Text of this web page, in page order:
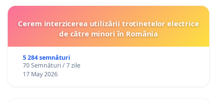
Cerem interzicerea utilizării trotinetelor electrice
de către minori în România
5 284 semnături
70 Semnături / 7 zile
17 May 2026